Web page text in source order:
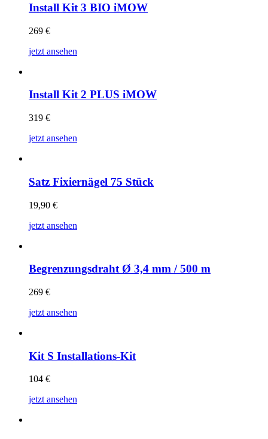
Install Kit 3 BIO iMOW
269 €
jetzt ansehen
Install Kit 2 PLUS iMOW
319 €
jetzt ansehen
Satz Fixiernägel 75 Stück
19,90 €
jetzt ansehen
Begrenzungsdraht Ø 3,4 mm / 500 m
269 €
jetzt ansehen
Kit S Installations-Kit
104 €
jetzt ansehen